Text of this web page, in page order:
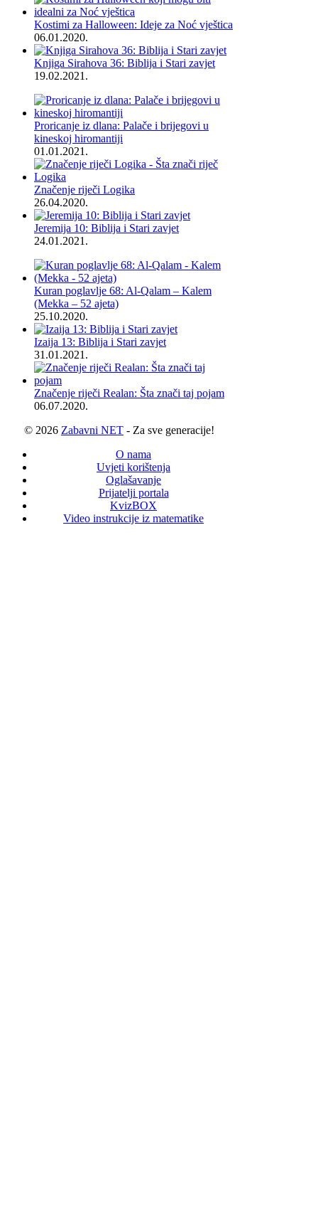
Kostimi za Halloween: Ideje za Noć vještica
06.01.2020.
Knjiga Sirahova 36: Biblija i Stari zavjet
19.02.2021.
Proricanje iz dlana: Palače i brijegovi u
kineskoj hiromantiji
01.01.2021.
Značenje riječi Logika
26.04.2020.
Jeremija 10: Biblija i Stari zavjet
24.01.2021.
Kuran poglavlje 68: Al-Qalam – Kalem
(Mekka – 52 ajeta)
25.10.2020.
Izaija 13: Biblija i Stari zavjet
31.01.2021.
Značenje riječi Realan: Šta znači taj pojam
06.07.2020.
© 2026 Zabavni NET - Za sve generacije!
O nama
Uvjeti korištenja
Oglašavanje
Prijatelji portala
KvizBOX
Video instrukcije iz matematike